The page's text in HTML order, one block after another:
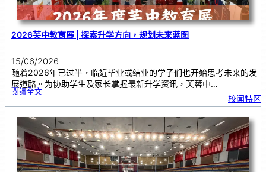
2026芙中教育展 | 探索升学方向，规划未来蓝图
15/06/2026
随着2026年已过半，临近毕业或结业的学子们也开始思考未来的发
展道路。为协助学生及家长掌握最新升学资讯，芙蓉中…
閱讀全文:2
6
中
教
育
展
探
索
升
学
方
向
，
规
划
校闻特区